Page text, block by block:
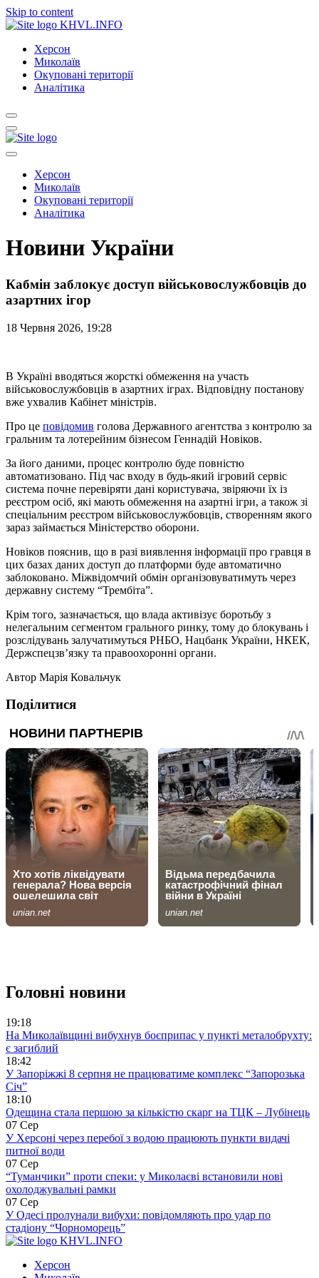
Skip to content
KHVL.INFO
Херсон
Миколаїв
Окуповані території
Аналітика
Херсон
Миколаїв
Окуповані території
Аналітика
Новини України
Кабмін заблокує доступ військовослужбовців до
азартних ігор
18 Червня 2026, 19:28
В Україні вводяться жорсткі обмеження на участь
військовослужбовців в азартних іграх. Відповідну постанову
вже ухвалив Кабінет міністрів.
Про це повідомив голова Державного агентства з контролю за
гральним та лотерейним бізнесом Геннадій Новіков.
За його даними, процес контролю буде повністю
автоматизовано. Під час входу в будь-який ігровий сервіс
система почне перевіряти дані користувача, звіряючи їх із
реєстром осіб, які мають обмеження на азартні ігри, а також зі
спеціальним реєстром військовослужбовців, створенням якого
зараз займається Міністерство оборони.
Новіков пояснив, що в разі виявлення інформації про гравця в
цих базах даних доступ до платформи буде автоматично
заблоковано. Міжвідомчий обмін організовуватимуть через
державну систему “Трембіта”.
Крім того, зазначається, що влада активізує боротьбу з
нелегальним сегментом грального ринку, тому до блокувань і
розслідувань залучатимуться РНБО, Нацбанк України, НКЕК,
Держспецзв’язку та правоохоронні органи.
Автор Марія Ковальчук
Поділитися
Головні новини
19:18
На Миколаївщині вибухнув боєприпас у пункті металобрухту:
є загиблий
18:42
У Запоріжжі 8 серпня не працюватиме комплекс “Запорозька
Січ”
18:10
Одещина стала першою за кількістю скарг на ТЦК – Лубінець
07 Сер
У Херсоні через перебої з водою працюють пункти видачі
питної води
07 Сер
“Туманчики” проти спеки: у Миколаєві встановили нові
охолоджувальні рамки
07 Сер
У Одесі пролунали вибухи: повідомляють про удар по
стадіону “Чорноморець”
KHVL.INFO
Херсон